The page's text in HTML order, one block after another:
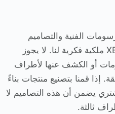
الفنية والتصاميم
والمواصفات التي تقدمها XBRELE ملكية فكرية لنا. لا يجوز
أو الكشف عنها لأطراف
إذا قمنا بتصنيع منتجات بناءً
يضمن أن هذه التصاميم لا
ثالثة.